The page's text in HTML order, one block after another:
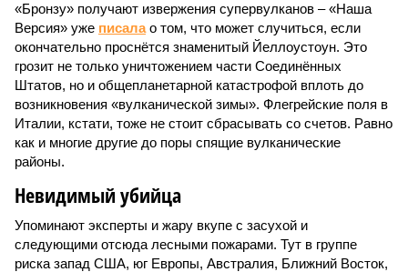
«Бронзу» получают извержения супервулканов – «Наша
Версия» уже писалао том, что может случиться, если
окончательно проснётся знаменитый Йеллоустоун. Это
грозит не только уничтожением части Соединённых
Штатов, но и общепланетарной катастрофой вплоть до
возникновения «вулканической зимы». Флегрейские поля в
Италии, кстати, тоже не стоит сбрасывать со счетов. Равно
как и многие другие до поры спящие вулканические
районы.
Невидимый убийца
Упоминают эксперты и жару вкупе с засухой и
следующими отсюда лесными пожарами. Тут в группе
риска запад США, юг Европы, Австралия, Ближний Восток,